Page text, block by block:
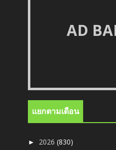
AD
แยกตามเดือน
► 2026(830)